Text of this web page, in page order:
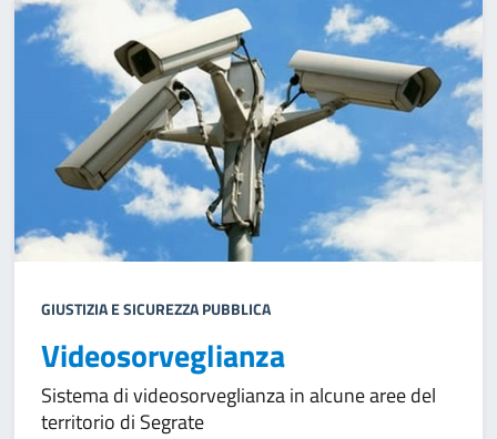
GIUSTIZIA E SICUREZZA PUBBLICA
Videosorveglianza
Sistema di videosorveglianza in alcune aree del
territorio di Segrate